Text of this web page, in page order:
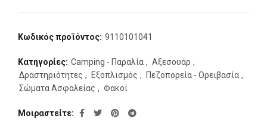
Κωδικός προϊόντος: 9110101041
Κατηγορίες: Camping - Παραλία , Αξεσουάρ ,
Δραστηριότητες , Εξοπλισμός , Πεζοπορεία - Ορειβασία ,
Σώματα Ασφαλείας , Φακοί
Μοιραστείτε